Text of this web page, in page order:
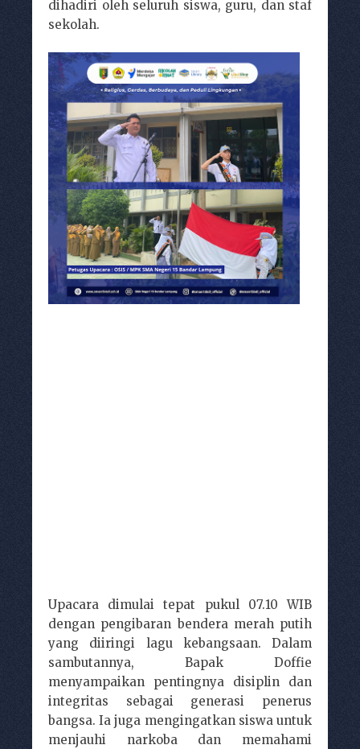
dihadiri oleh seluruh siswa, guru, dan staf
sekolah.
Upacara dimulai tepat pukul 07.10 WIB
dengan pengibaran bendera merah putih
yang diiringi lagu kebangsaan. Dalam
sambutannya, Bapak Doffie
menyampaikan pentingnya disiplin dan
integritas sebagai generasi penerus
bangsa. Ia juga mengingatkan siswa untuk
menjauhi narkoba dan memahami